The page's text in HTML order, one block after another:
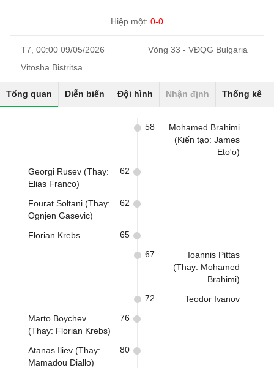
Hiệp một: 0-0
T7, 00:00 09/05/2026
Vòng 33 - VĐQG Bulgaria
Vitosha Bistritsa
Tổng quan Diễn biến Đội hình Nhận định Thống kê
Mohamed Brahimi
(Kiến tạo: James
Eto'o)
58
Georgi Rusev (Thay:
Elias Franco)
62
Fourat Soltani (Thay:
Ognjen Gasevic)
62
Florian Krebs 65
Ioannis Pittas
(Thay: Mohamed
Brahimi)
67
Teodor Ivanov
72
Marto Boychev
(Thay: Florian Krebs)
76
Atanas Iliev (Thay:
Mamadou Diallo)
80